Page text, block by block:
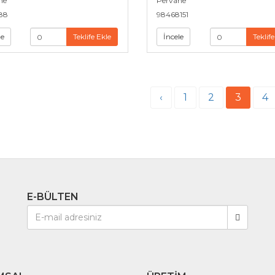
Teklife Ekle
98468151
İncele
‹ 1 2 3 4
E-BÜLTEN